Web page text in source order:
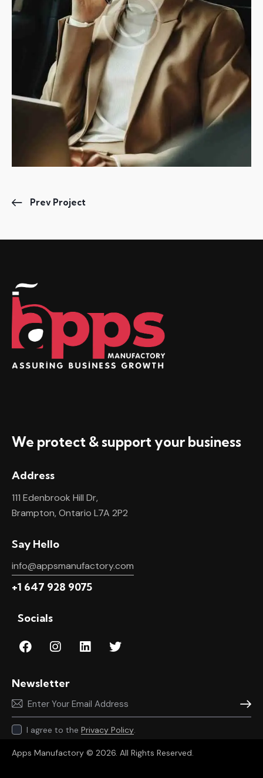
Prev Project
We protect & support your business
Address
111 Edenbrook Hill Dr,
Brampton, Ontario L7A 2P2
Say Hello
info@appsmanufactory.com
+1 647 928 9075
Socials
Newsletter
I agree to the Privacy Policy.
Apps Manufactory © 2026. All Rights Reserved.